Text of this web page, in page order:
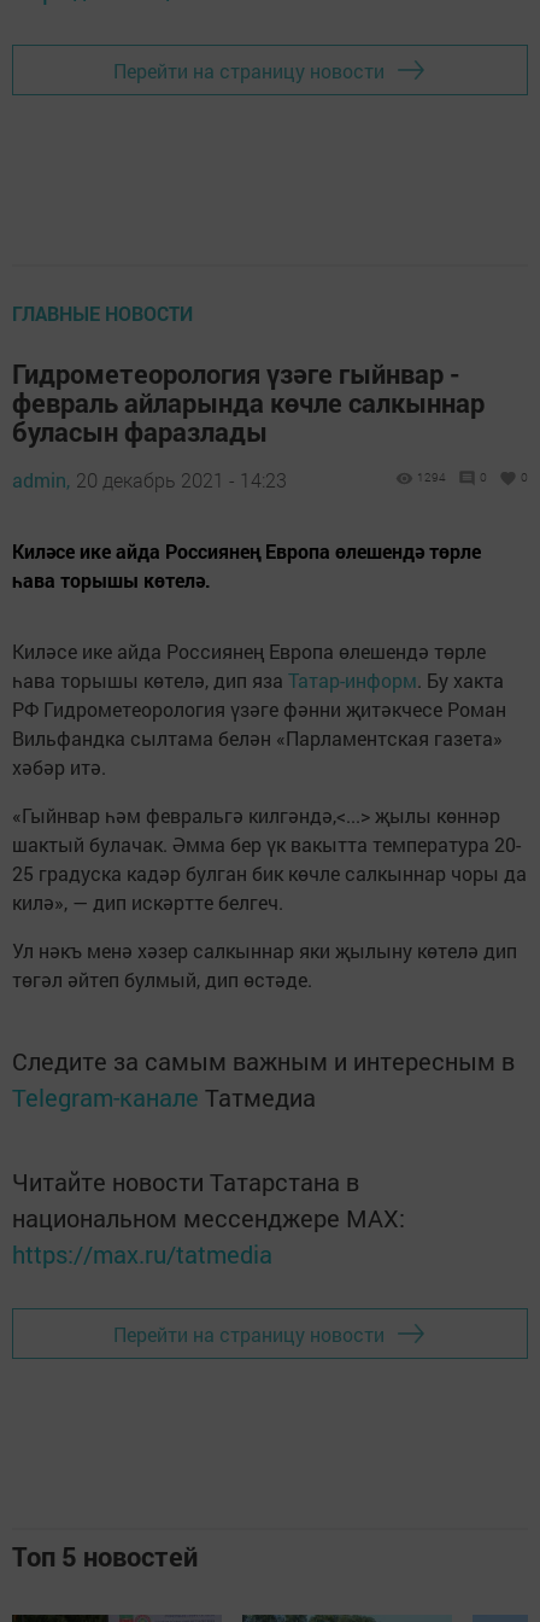
Перейти на страницу новости
ГЛАВНЫЕ НОВОСТИ
Гидрометеорология үзәге гыйнвар -
февраль айларында көчле салкыннар
буласын фаразлады
admin, 20 декабрь 2021 - 14:23 1294 0 0
Киләсе ике айда Россиянең Европа өлешендә төрле
һава торышы көтелә.
Киләсе ике айда Россиянең Европа өлешендә төрле
һава торышы көтелә, дип яза Татар-информ. Бу хакта
РФ Гидрометеорология үзәге фәнни җитәкчесе Роман
Вильфандка сылтама белән «Парламентская газета»
хәбәр итә.
«Гыйнвар һәм февральгә килгәндә,<...> җылы көннәр
шактый булачак. Әмма бер үк вакытта температура 20-
25 градуска кадәр булган бик көчле салкыннар чоры да
килә», — дип искәртте белгеч.
Ул нәкъ менә хәзер салкыннар яки җылыну көтелә дип
төгәл әйтеп булмый, дип өстәде.
Следите за самым важным и интересным в
Telegram-канале Татмедиа
Читайте новости Татарстана в
национальном мессенджере MАХ:
https://max.ru/tatmedia
Перейти на страницу новости
Топ 5 новостей